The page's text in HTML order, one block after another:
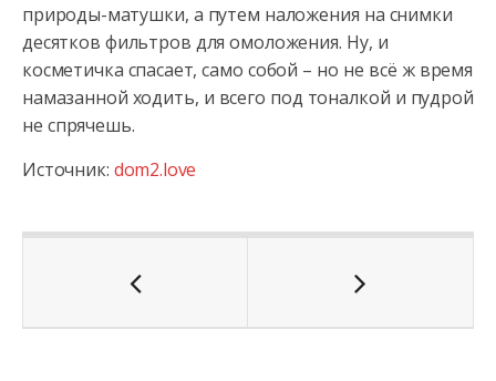
природы-матушки, а путем наложения на снимки
десятков фильтров для омоложения. Ну, и
косметичка спасает, само собой – но не всё ж время
намазанной ходить, и всего под тоналкой и пудрой
не спрячешь.
Источник: dom2.love